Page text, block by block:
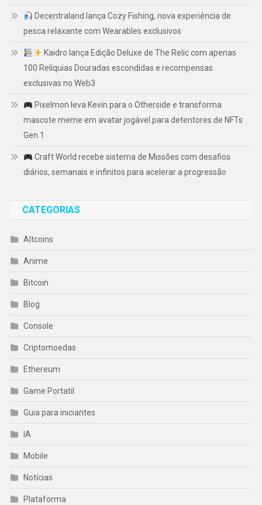
Decentraland lança Cozy Fishing, nova experiência de
pesca relaxante com Wearables exclusivos
Kaidro lança Edição Deluxe de The Relic com apenas
100 Relíquias Douradas escondidas e recompensas
exclusivas no Web3
Pixelmon leva Kevin para o Otherside e transforma
mascote meme em avatar jogável para detentores de NFTs
Gen 1
Craft World recebe sistema de Missões com desafios
diários, semanais e infinitos para acelerar a progressão
CATEGORIAS
Altcoins
Anime
Bitcoin
Blog
Console
Criptomoedas
Ethereum
Game Portatil
Guia para iniciantes
IA
Mobile
Notícias
Plataforma